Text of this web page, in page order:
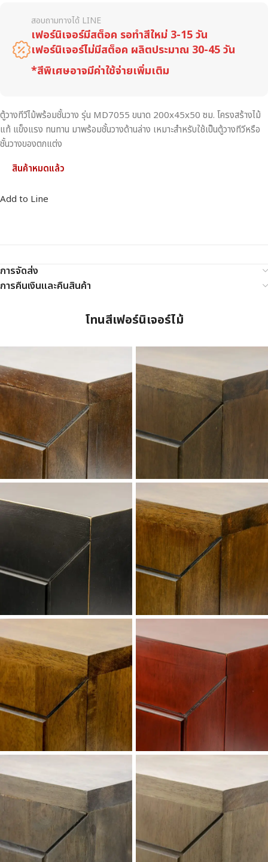
สอบถามทางได้ LINE
เฟอร์นิเจอร์มีสต็อค รอทำสีใหม่ 3-15 วัน
เฟอร์นิเจอร์ไม่มีสต็อค ผลิตประมาณ 30-45 วัน
*สีพิเศษอาจมีค่าใช้จ่ายเพิ่มเติม
ตู้วางทีวีไม้พร้อมชั้นวาง รุ่น MD7055 ขนาด 200x45x50 ซม. โครงสร้างไม้
แท้ แข็งแรง ทนทาน มาพร้อมชั้นวางด้านล่าง เหมาะสำหรับใช้เป็นตู้วางทีวีหรือ
ชั้นวางของตกแต่ง
สินค้าหมดแล้ว
Add to Line
การจัดส่ง
การคืนเงินและคืนสินค้า
โทนสีเฟอร์นิเจอร์ไม้